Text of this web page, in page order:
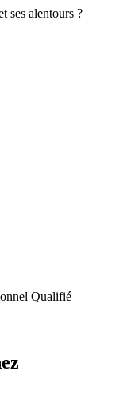
ses alentours ?
Qualifié